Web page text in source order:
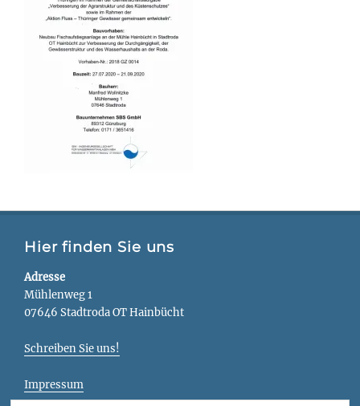
Hier finden Sie uns
Adresse
Mühlenweg 1
07646 Stadtroda OT Hainbücht
Schreiben Sie uns!
Impressum